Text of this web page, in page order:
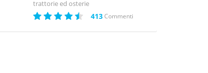
trattorie ed osterie
413Commenti